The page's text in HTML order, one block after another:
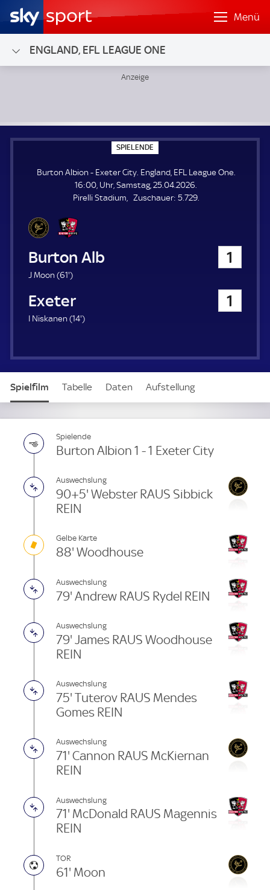
Menü
ENGLAND, EFL LEAGUE ONE
SPIELENDE
P
E
L
E
N
Burton Albion - Exeter City. England, EFL League One.
16:00, Uhr, Samstag, 25.04.2026.
Pirelli Stadium
Zuschauer: Z
5.729.
Burton Albion 1
J Moon (61'6
.
i
t
e
)
Exeter City 1
I Niskanen (14'1
u
t
)
Spielfilm Tabelle Daten Aufstellung
Spielende
Burton Albion 1 - 1 Exeter City
Auswechslung
90+5' Webster RAUS Sibbick
REIN
Gelbe Karte
88' Woodhouse
Auswechslung
79' Andrew RAUS Rydel REIN
Auswechslung
79' James RAUS Woodhouse
REIN
Auswechslung
75' Tuterov RAUS Mendes
Gomes REIN
Auswechslung
71' Cannon RAUS McKiernan
REIN
Auswechslung
71' McDonald RAUS Magennis
REIN
TOR
61' Moon